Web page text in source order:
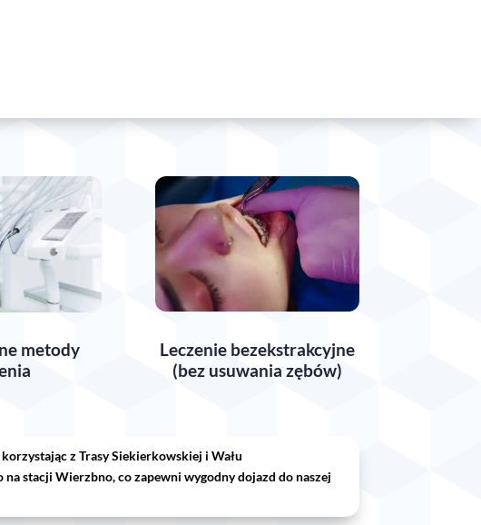
metody
Leczenie bezekstrakcyjne
(bez usuwania zębów)
z Trasy Siekierkowskiej i Wału
stacji Wierzbno, co zapewni wygodny dojazd do naszej